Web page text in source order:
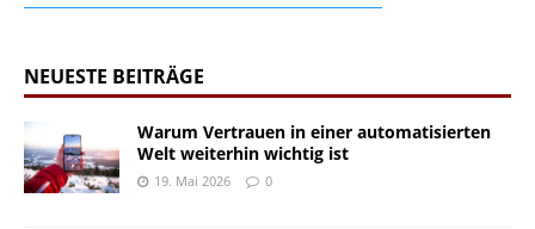
NEUESTE BEITRÄGE
Warum Vertrauen in einer automatisierten
Welt weiterhin wichtig ist
19. Mai 2026 0